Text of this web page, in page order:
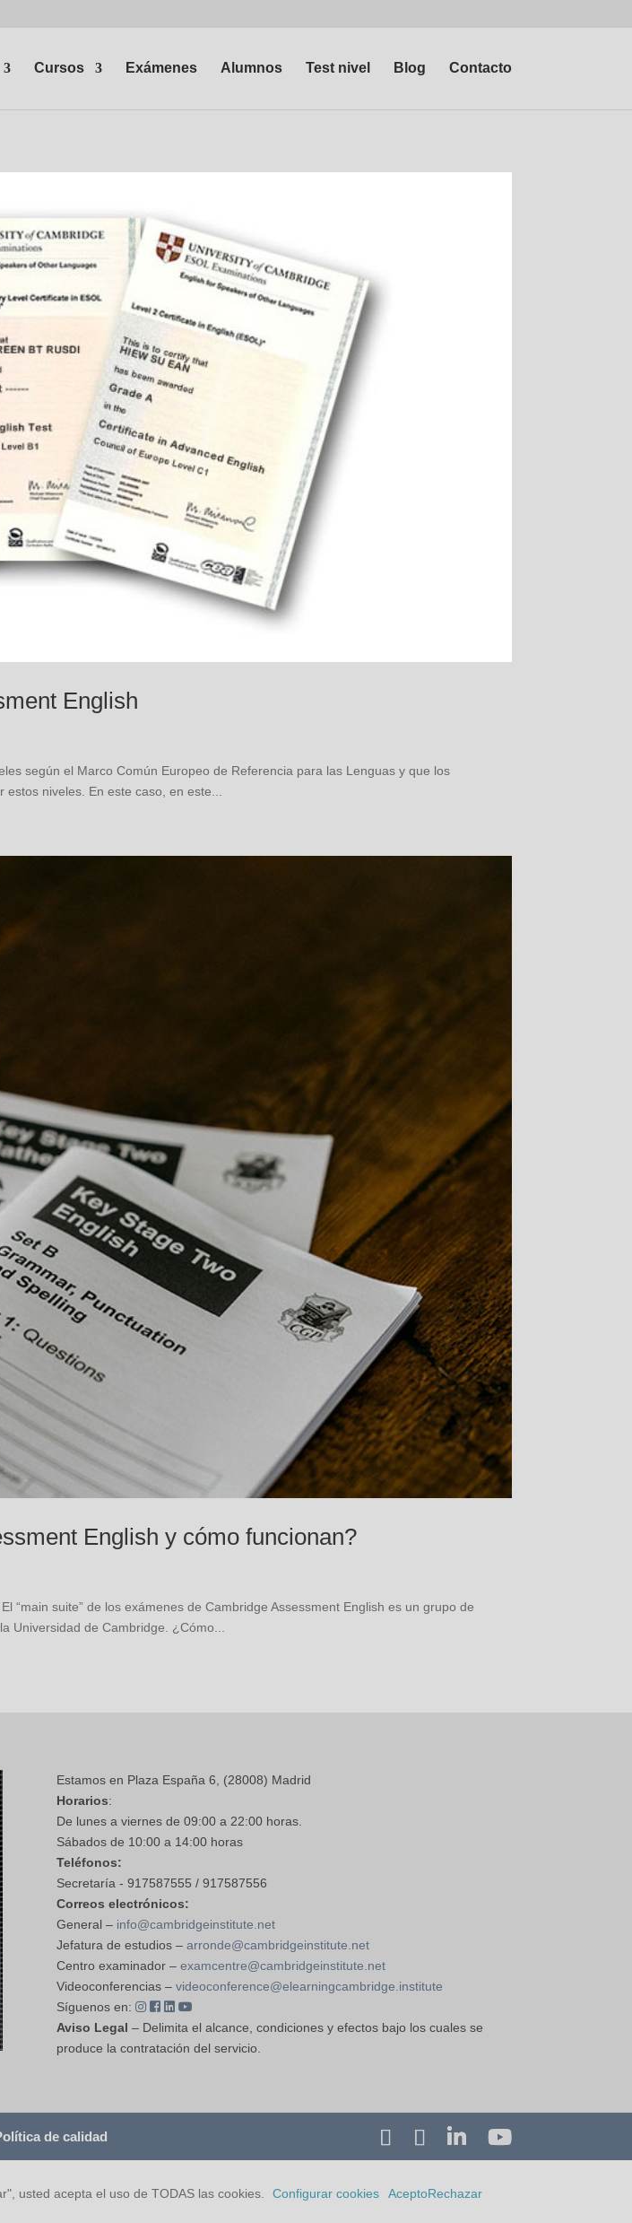
Cursos Exámenes Alumnos Test nivel Blog Contacto
English
según el Marco Común Europeo de Referencia para las Lenguas y que los
niveles. En este caso, en este...
English y cómo funcionan?
“main suite” de los exámenes de Cambridge Assessment English es un grupo de
Universidad de Cambridge. ¿Cómo...
Estamos en Plaza España 6, (28008) Madrid
Horarios:
De lunes a viernes de 09:00 a 22:00 horas.
Sábados de 10:00 a 14:00 horas
Teléfonos:
Secretaría - 917587555 / 917587556
Correos electrónicos:
General – info@cambridgeinstitute.net
Jefatura de estudios – arronde@cambridgeinstitute.net
Centro examinador – examcentre@cambridgeinstitute.net
Videoconferencias – videoconference@elearningcambridge.institute
Síguenos en:
Aviso Legal – Delimita el alcance, condiciones y efectos bajo los cuales se
produce la contratación del servicio.
de calidad
usted acepta el uso de TODAS las cookies. Configurar cookies AceptoRechazar